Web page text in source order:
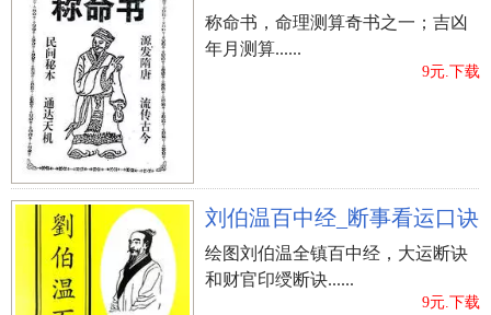
称命书，命理测算奇书之一；吉凶
年月测算......
9元.下载
刘伯温百中经_断事看运口诀
绘图刘伯温全镇百中经，大运断诀
和财官印绶断诀......
9元.下载